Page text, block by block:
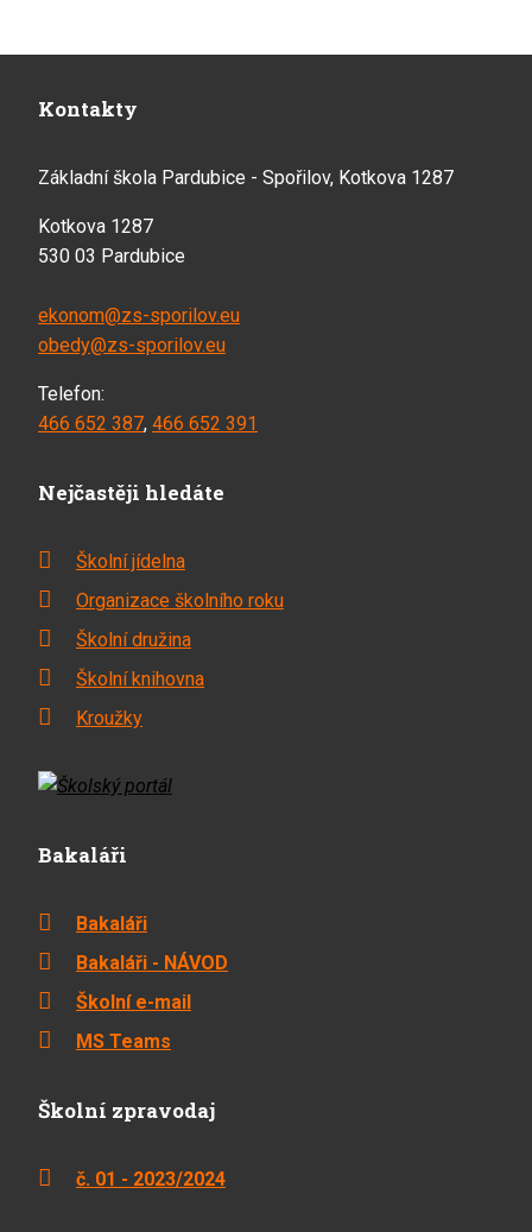
Kontakty
Základní škola Pardubice - Spořilov, Kotkova 1287
Kotkova 1287
530 03 Pardubice
ekonom@zs-sporilov.eu
obedy@zs-sporilov.eu
Telefon:
466 652 387, 466 652 391
Nejčastěji hledáte
Školní jídelna
Organizace školního roku
Školní družina
Školní knihovna
Kroužky
Bakaláři
Bakaláři
Bakaláři - NÁVOD
Školní e-mail
MS Teams
Školní zpravodaj
č. 01 - 2023/2024